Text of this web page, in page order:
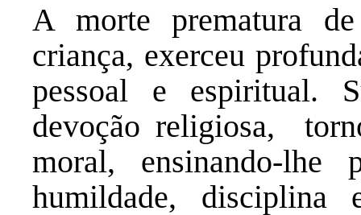
A morte prematura
criança, exerceu
pessoal e espiritual.
devoção religiosa,
moral, ensinando-lhe
humildade,